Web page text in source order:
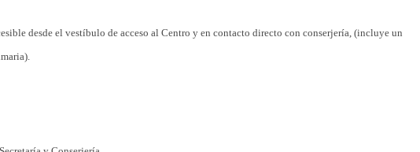
desde el vestíbulo de acceso al Centro y en contacto directo con conserjería, (incluye un